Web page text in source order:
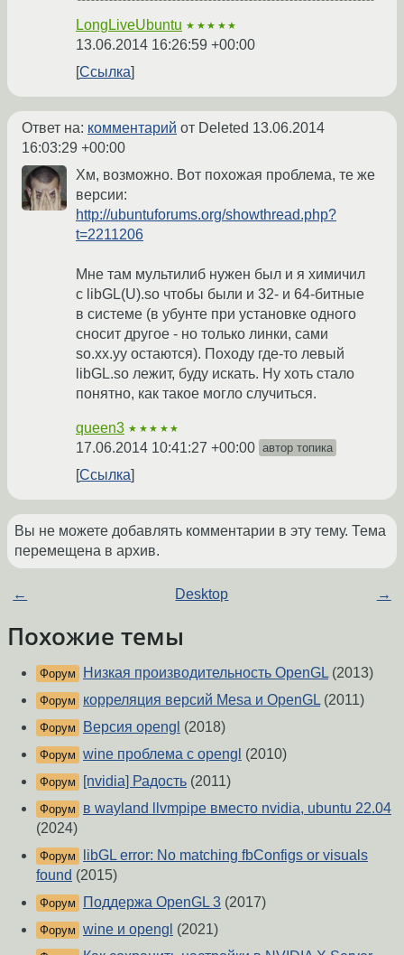
LongLiveUbuntu ★★★★★
13.06.2014 16:26:59 +00:00
Ссылка
Ответ на: комментарий от Deleted 13.06.2014
16:03:29 +00:00
Хм, возможно. Вот похожая проблема, те же
версии:
http://ubuntuforums.org/showthread.php?
t=2211206
Мне там мультилиб нужен был и я химичил
с libGL(U).so чтобы были и 32- и 64-битные
в системе (в убунте при установке одного
сносит другое - но только линки, сами
so.xx.yy остаются). Походу где-то левый
libGL.so лежит, буду искать. Ну хоть стало
понятно, как такое могло случиться.
queen3 ★★★★★
17.06.2014 10:41:27 +00:00 автор топика
Ссылка
Вы не можете добавлять комментарии в эту тему. Тема
перемещена в архив.
← Desktop →
Похожие темы
Форум Низкая производительность OpenGL (2013)
Форум корреляция версий Mesa и OpenGL (2011)
Форум Версия opengl (2018)
Форум wine проблема с opengl (2010)
Форум [nvidia] Радость (2011)
Форум
в wayland llvmpipe вместо nvidia, ubuntu 22.04
(2024)
Форум
libGL error: No matching fbConfigs or visuals
found (2015)
Форум Поддержа OpenGL 3 (2017)
Форум wine и opengl (2021)